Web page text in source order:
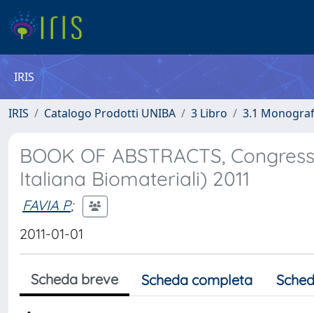
IRIS
IRIS Catalogo Prodotti UNIBA 3 Libro 3.1
BOOK OF ABSTRACTS,
Italiana Biomateriali) 2011
FAVIA P;
2011-01-01
Scheda breve Scheda completa